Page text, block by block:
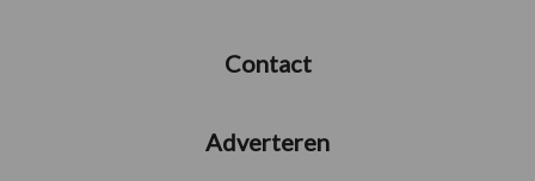
Contact
Adverteren